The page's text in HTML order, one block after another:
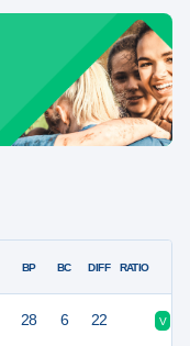
BP BC DIFF RATIO
28 6 22 V